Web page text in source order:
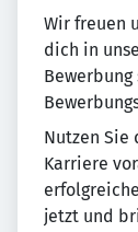
Wir freuen
dich in
Nutzen Sie
Karriere
jetzt und